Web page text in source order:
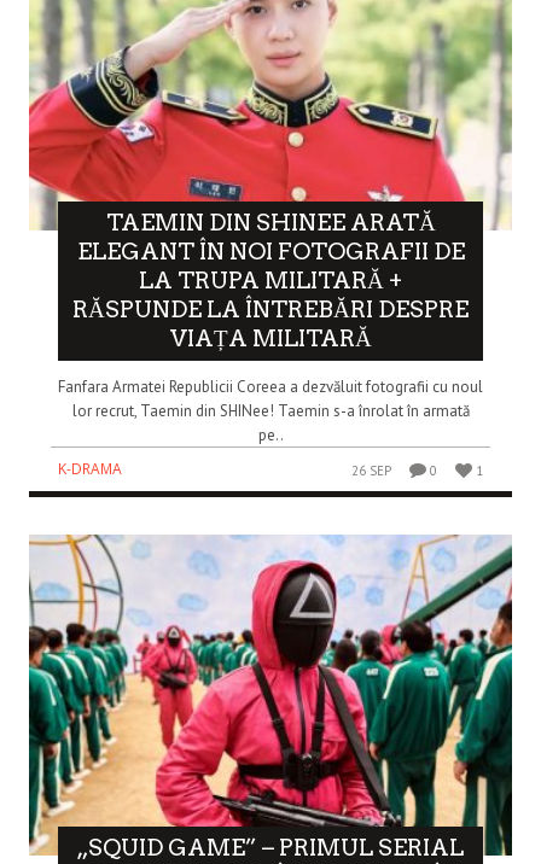
TAEMIN DIN SHINEE ARATĂ
ELEGANT ÎN NOI FOTOGRAFII DE
LA TRUPA MILITARĂ +
RĂSPUNDE LA ÎNTREBĂRI DESPRE
VIAȚA MILITARĂ
Fanfara Armatei Republicii Coreea a dezvăluit fotografii cu noul
lor recrut, Taemin din SHINee! Taemin s-a înrolat în armată
pe..
K-DRAMA
26 SEP 0 1
„SQUID GAME” – PRIMUL SERIAL